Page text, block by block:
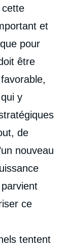
cette
et
pour
être
y
de
nouveau
ce
tentent